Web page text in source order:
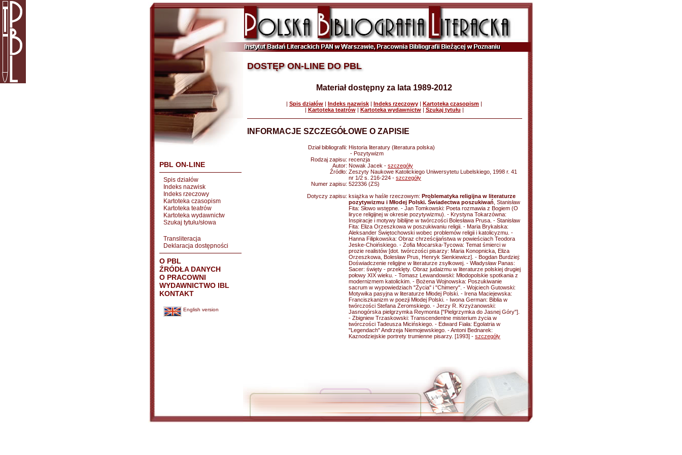
PBL ON-LINE
Spis działów
Indeks nazwisk
Indeks rzeczowy
Kartoteka czasopism
Kartoteka teatrów
Kartoteka wydawnictw
Szukaj tytułu/słowa
Transliteracja
Deklaracja dostępności
O PBL
ŹRÓDŁA DANYCH
O PRACOWNI
WYDAWNICTWO IBL
KONTAKT
English version
DOSTĘP ON-LINE DO PBL
Materiał dostępny za lata 1989-2012
| Spis działów | Indeks nazwisk | Indeks rzeczowy | Kartoteka czasopism |
| Kartoteka teatrów| Kartoteka wydawnictw| Szukaj tytułu |
INFORMACJE SZCZEGÓŁOWE O ZAPISIE
Dział bibliografii: Historia literatury (literatura polska)
- Pozytywizm
Rodzaj zapisu: recenzja
Autor: Nowak Jacek - szczegóły
Źródło: Zeszyty Naukowe Katolickiego Uniwersytetu Lubelskiego, 1998 r. 41
nr 1/2 s. 216-224 - szczegóły
Numer zapisu: 522336 (ZS)
Dotyczy zapisu: książka w haśle rzeczowym: Problematyka religijna w literaturze
pozytywizmu i Młodej Polski. Świadectwa poszukiwań , Stanisław
Fita: Słowo wstępne. - Jan Tomkowski: Poeta rozmawia z Bogiem (O
liryce religijnej w okresie pozytywizmu). - Krystyna Tokarzówna:
Inspiracje i motywy biblijne w twórczości Bolesława Prusa. - Stanisław
Fita: Eliza Orzeszkowa w poszukiwaniu religii. - Maria Brykalska:
Aleksander Świętochowski wobec problemów religii i katolicyzmu. -
Hanna Filipkowska: Obraz chrześcijaństwa w powieściach Teodora
Jeske-Choińskiego. - Zofia Mocarska-Tycowa: Temat śmierci w
prozie realistów [dot. twórczości pisarzy: Maria Konopnicka, Eliza
Orzeszkowa, Bolesław Prus, Henryk Sienkiewicz]. - Bogdan Burdziej:
Doświadczenie religijne w literaturze zsyłkowej. - Władysław Panas:
Sacer: święty - przeklęty. Obraz judaizmu w literaturze polskiej drugiej
połowy XIX wieku. - Tomasz Lewandowski: Młodopolskie spotkania z
modernizmem katolickim. - Bożena Wojnowska: Poszukiwanie
sacrum w wypowiedziach "Życia" i "Chimery". - Wojciech Gutowski:
Motywika pasyjna w literaturze Młodej Polski. - Irena Maciejewska:
Franciszkanizm w poezji Młodej Polski. - Iwona German: Biblia w
twórczości Stefana Żeromskiego. - Jerzy R. Krzyżanowski:
Jasnogórska pielgrzymka Reymonta ["Pielgrzymka do Jasnej Góry"].
- Zbigniew Trzaskowski: Transcendentne misterium życia w
twórczości Tadeusza Micińskiego. - Edward Fiała: Egolatria w
"Legendach" Andrzeja Niemojewskiego. - Antoni Bednarek:
Kaznodziejskie portrety trumienne pisarzy. [1993] - szczegóły